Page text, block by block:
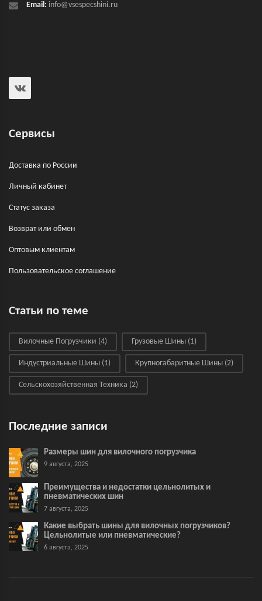
Email: info@vsespecshini.ru
Сервисы
Доставка по России
Личный кабинет
Статус заказа
Возврат или обмен
Оптовым клиентам
Пользовательское соглашение
Статьи по теме
Вилочные Погрузчики (4) Грузовые Шины (1)
Индустриальные Шины (1) Крупногабаритные Шины (2)
Сельскохозяйственная Техника (2)
Последние записи
Размеры шин для вилочного погрузчика
9 августа, 2025
Преимущества и недостатки цельнолитых и
пневматических шин
7 августа, 2025
Какие выбрать шины для вилочных погрузчиков?
Цельнолитые или пневматические?
6 августа, 2025